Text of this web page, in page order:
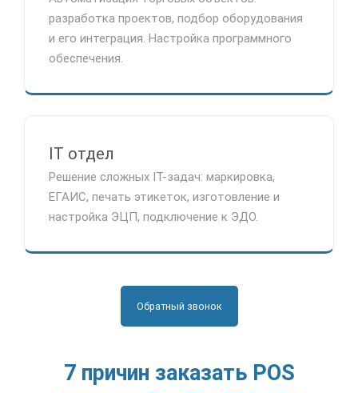
разработка проектов, подбор оборудования
и его интеграция. Настройка программного
обеспечения.
IT отдел
Решение сложных IT-задач: маркировка,
ЕГАИС, печать этикеток, изготовление и
настройка ЭЦП, подключение к ЭДО.
Обратный звонок
7 причин заказать POS